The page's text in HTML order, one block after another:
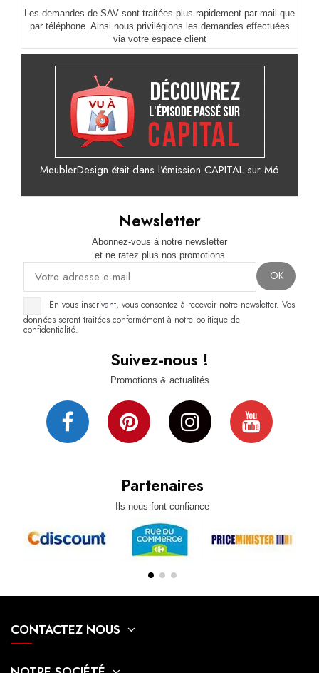
Les demandes de SAV sont traitées plus rapidement par mail que
par téléphone. Ainsi nous privilégions les demandes effectuées
via votre espace client
MeublerDesign était dans l’émission CAPITAL sur M6
Partenaires
Ils nous font confiance
Suivez-nous !
Promotions & actualités
Newsletter
Abonnez-vous à notre newsletter
et ne ratez plus nos promotions
En vous inscrivant, vous consentez à recevoir notre newsletter. Vos
données seront traitées conformément à notre politique de
confidentialité.
CONTACTEZ NOUS